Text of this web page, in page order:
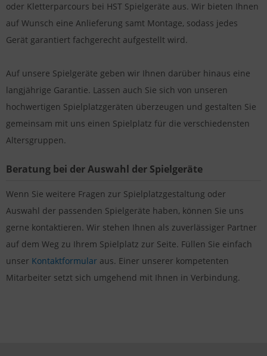
oder Kletterparcours bei HST Spielgeräte aus. Wir bieten Ihnen
auf Wunsch eine Anlieferung samt Montage, sodass jedes
Gerät garantiert fachgerecht aufgestellt wird.
Auf unsere Spielgeräte geben wir Ihnen darüber hinaus eine
langjährige Garantie. Lassen auch Sie sich von unseren
hochwertigen Spielplatzgeräten überzeugen und gestalten Sie
gemeinsam mit uns einen Spielplatz für die verschiedensten
Altersgruppen.
Beratung bei der Auswahl der Spielgeräte
Wenn Sie weitere Fragen zur Spielplatzgestaltung oder
Auswahl der passenden Spielgeräte haben, können Sie uns
gerne kontaktieren. Wir stehen Ihnen als zuverlässiger Partner
auf dem Weg zu Ihrem Spielplatz zur Seite. Füllen Sie einfach
unser Kontaktformular aus. Einer unserer kompetenten
Mitarbeiter setzt sich umgehend mit Ihnen in Verbindung.